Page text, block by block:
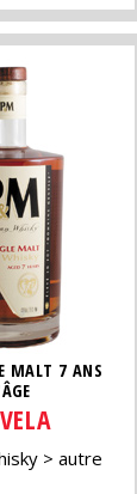
MALT 7 ANS
autre